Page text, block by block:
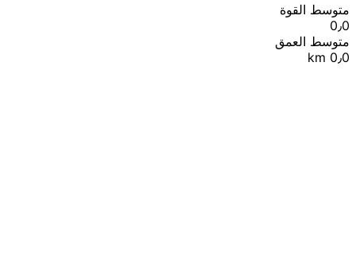
متوسط القوة
0٫0
متوسط العمق
0٫0 km
Leaflet
© OpenStreetMap contributors